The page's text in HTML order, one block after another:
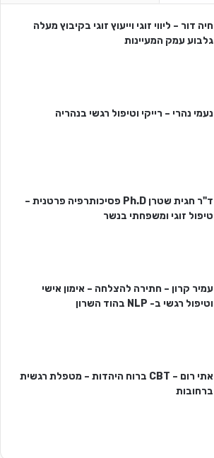
חיה דור – ליווי זוגי וייעוץ זוגי בקיבוץ מעלה
גלבוע עמק המעיינות
נעמי נהרי – רייקי וטיפול רגשי בנהריה
ד"ר חגית שטרן Ph.D פסיכותרפיה פרטנית –
טיפול זוגי ומשפחתי בנשר
עמיר קרון – חתירה להצלחה – אימון אישי
וטיפול רגשי ב- NLP בהוד השרון
אתי רום – CBT ברוח היהדות – מטפלת רגשית
ברחובות